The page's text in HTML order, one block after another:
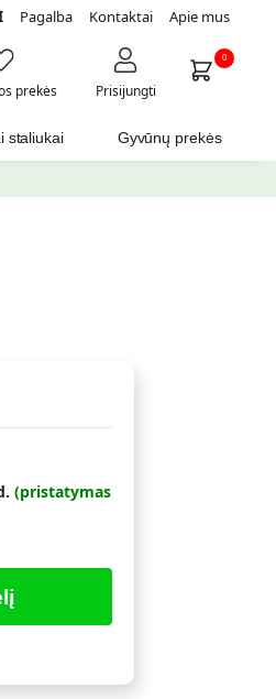
Pagalba Kontaktai Apie mus
prekės Prisijungti
0
staliukai Gyvūnų prekės
(pristatymas